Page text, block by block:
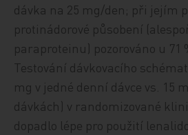
dávka na 25 mg/den; při jejím
protinádorové působení
paraproteinu) pozorováno u 71
Testování dávkovacího
mg v jedné denní dávce vs. 15
dávkách) v randomizované
dopadlo lépe pro použití